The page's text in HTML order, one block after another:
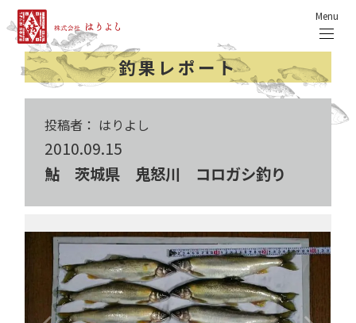
Menu
釣果レポート
投稿者： はりよし
2010.09.15
鮎 茨城県 鬼怒川 コロガシ釣り